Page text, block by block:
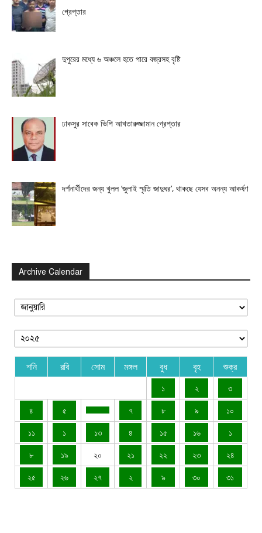
গ্রেপ্তার
দুপুরের মধ্যে ৬ অঞ্চলে হতে পারে বজ্রসহ বৃষ্টি
ঢাকসুর সাবেক ভিপি আখতারুজ্জামান গ্রেপ্তার
দর্শনার্থীদের জন্য খুলল ‘জুলাই স্মৃতি জাদুঘর’, থাকছে যেসব অনন্য আকর্ষণ
Archive Calendar
শনি রবি সোম মঙ্গল বুধ বৃহ শুক্র
১ ২
৩
৪
৫ ৭ ৮ ৯
১০
১১
১ ১৩ ৪ ১৫ ১৬
১
৮
১৯ ২০ ২১ ২২ ২৩
২৪
২৫
২৬ ২৭ ২ ৯ ৩০ ৩১